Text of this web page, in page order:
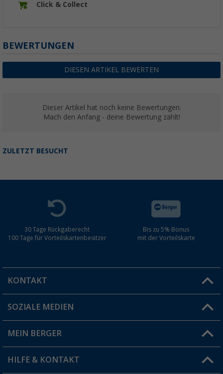
Click & Collect
BEWERTUNGEN
DIESEN ARTIKEL BEWERTEN
Dieser Artikel hat noch keine Bewertungen.
Mach den Anfang - deine Bewertung zählt!
ZULETZT BESUCHT
30 Tage Rückgaberecht
100 Tage für Vorteilskartenbesitzer
Bis zu 5% Bonus
mit der Vorteilskarte
KONTAKT
Du hast eine Frage?
Filiale finden
SOZIALE MEDIEN
MEIN BERGER
Vorteilskarte
HILFE & KONTAKT